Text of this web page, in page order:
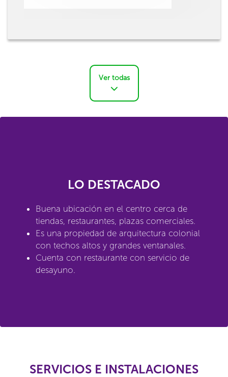
Ver todas
LO DESTACADO
Buena ubicación en el centro cerca de
tiendas, restaurantes, plazas comerciales.
Es una propiedad de arquitectura colonial
con techos altos y grandes ventanales.
Cuenta con restaurante con servicio de
desayuno.
SERVICIOS E INSTALACIONES